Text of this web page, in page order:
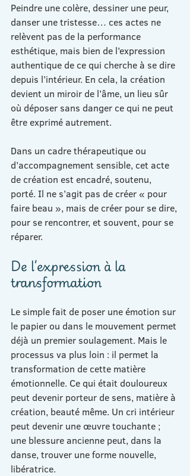
Peindre une colère, dessiner une peur,
danser une tristesse… ces actes ne
relèvent pas de la performance
esthétique, mais bien de l’expression
authentique de ce qui cherche à se dire
depuis l’intérieur. En cela, la création
devient un miroir de l’âme, un lieu sûr
où déposer sans danger ce qui ne peut
être exprimé autrement.
Dans un cadre thérapeutique ou
d’accompagnement sensible, cet acte
de création est encadré, soutenu,
porté. Il ne s’agit pas de créer « pour
faire beau », mais de créer pour se dire,
pour se rencontrer, et souvent, pour se
réparer.
De l’expression à la
transformation
Le simple fait de poser une émotion sur
le papier ou dans le mouvement permet
déjà un premier soulagement. Mais le
processus va plus loin : il permet la
transformation de cette matière
émotionnelle. Ce qui était douloureux
peut devenir porteur de sens, matière à
création, beauté même. Un cri intérieur
peut devenir une œuvre touchante ;
une blessure ancienne peut, dans la
danse, trouver une forme nouvelle,
libératrice.